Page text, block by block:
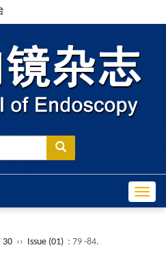
30 ›› Issue (01) : 79 -84.